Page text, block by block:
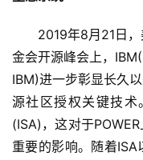
2019年8月21日，
金会开源峰会上，
IBM)进一步彰显长久
源社区授权关键技术
(ISA)，这对于
重要的影响。随着